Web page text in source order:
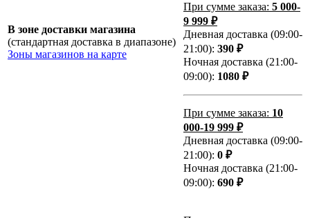
В зоне доставки магазина
(стандартная доставка в диапазоне)
Зоны магазинов на карте
При сумме заказа: 5 000-
9 999 ₽
Дневная доставка (09:00-
21:00): 390 ₽
Ночная доставка (21:00-
09:00): 1080 ₽
При сумме заказа: 10
000-19 999 ₽
Дневная доставка (09:00-
21:00): 0 ₽
Ночная доставка (21:00-
09:00): 690 ₽